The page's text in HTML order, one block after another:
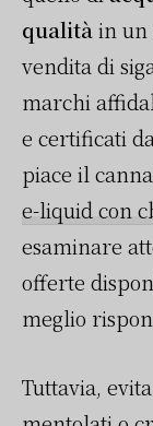
qualitàin un
vendita di
marchi
e certificati
piace il
e-liquid con
esaminare
offerte
meglio
Tuttavia,